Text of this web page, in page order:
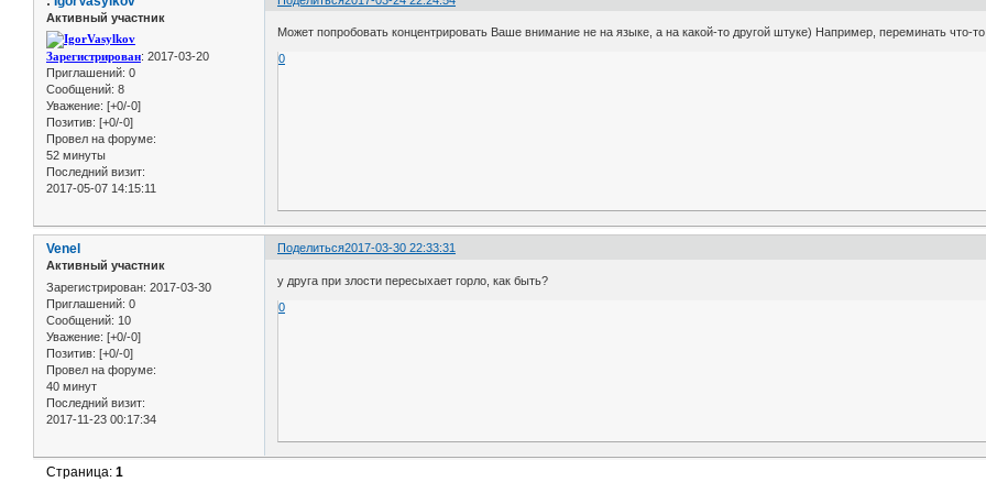
Активный участник
Зарегистрирован: 2017-03-20
Приглашений: 0
Сообщений: 8
Уважение: [+0/-0]
Позитив: [+0/-0]
Провел на форуме:
52 минуты
Последний визит:
2017-05-07 14:15:11
Может попробовать концентрировать Ваше внимание не на языке, а на какой-то другой штуке) Например, переминать что-то
0
Поделиться2017-03-30 22:33:31
Venel
Активный участник
Зарегистрирован: 2017-03-30
Приглашений: 0
Сообщений: 10
Уважение: [+0/-0]
Позитив: [+0/-0]
Провел на форуме:
40 минут
Последний визит:
2017-11-23 00:17:34
у друга при злости пересыхает горло, как быть?
0
Страница:1